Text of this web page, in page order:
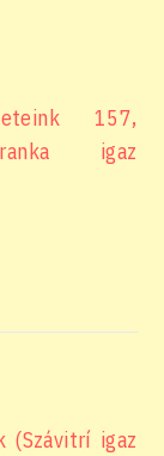
157,
igaz
(Szávitrí igaz